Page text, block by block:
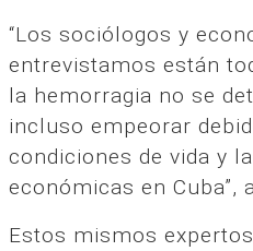
“Los sociólogos y
entrevistamos están
la hemorragia no se
incluso empeorar
condiciones de vida y
económicas en Cuba”,
Estos mismos